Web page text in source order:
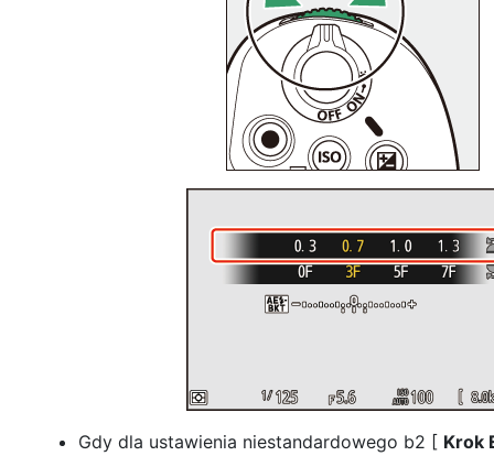
Gdy dla ustawienia niestandardowego b2 [ Krok